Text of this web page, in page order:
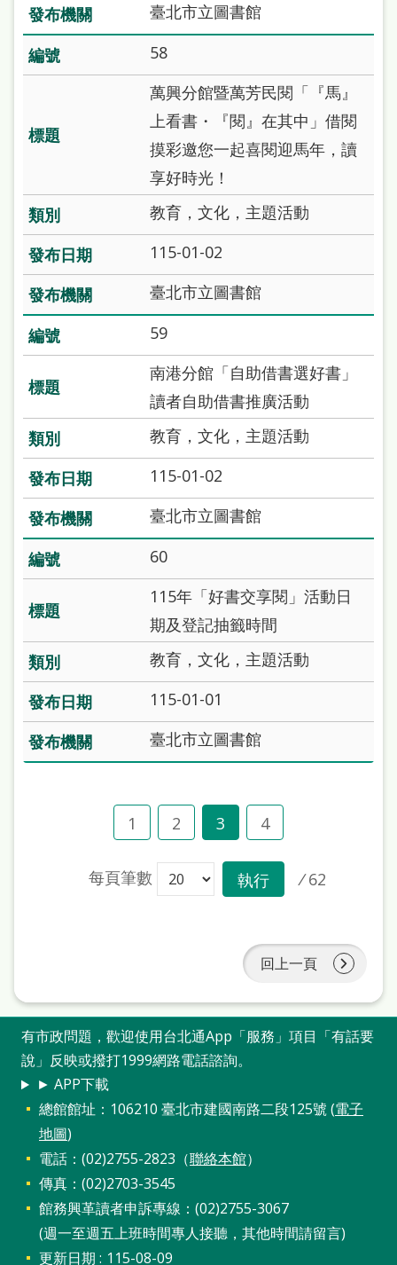
臺北市立圖書館
58
萬興分館暨萬芳民閱「『馬』
上看書・『閱』在其中」借閱
摸彩邀您一起喜閱迎馬年，讀
享好時光！
教育，文化，主題活動
115-01-02
臺北市立圖書館
59
南港分館「自助借書選好書」
讀者自助借書推廣活動
教育，文化，主題活動
115-01-02
臺北市立圖書館
60
115年「好書交享閱」活動日
期及登記抽籤時間
教育，文化，主題活動
115-01-01
臺北市立圖書館
1 2 3 4
每頁筆數 執行 / 62
回上一頁
有市政問題，歡迎使用台北通App「服務」項目「有話要
說」反映或撥打1999網路電話諮詢。
► APP下載
總館館址：106210 臺北市建國南路二段125號 (電子
地圖)
電話：(02)2755-2823（聯絡本館）
傳真：(02)2703-3545
館務興革讀者申訴專線：(02)2755-3067
(週一至週五上班時間專人接聽，其他時間請留言)
更新日期
115-08-09